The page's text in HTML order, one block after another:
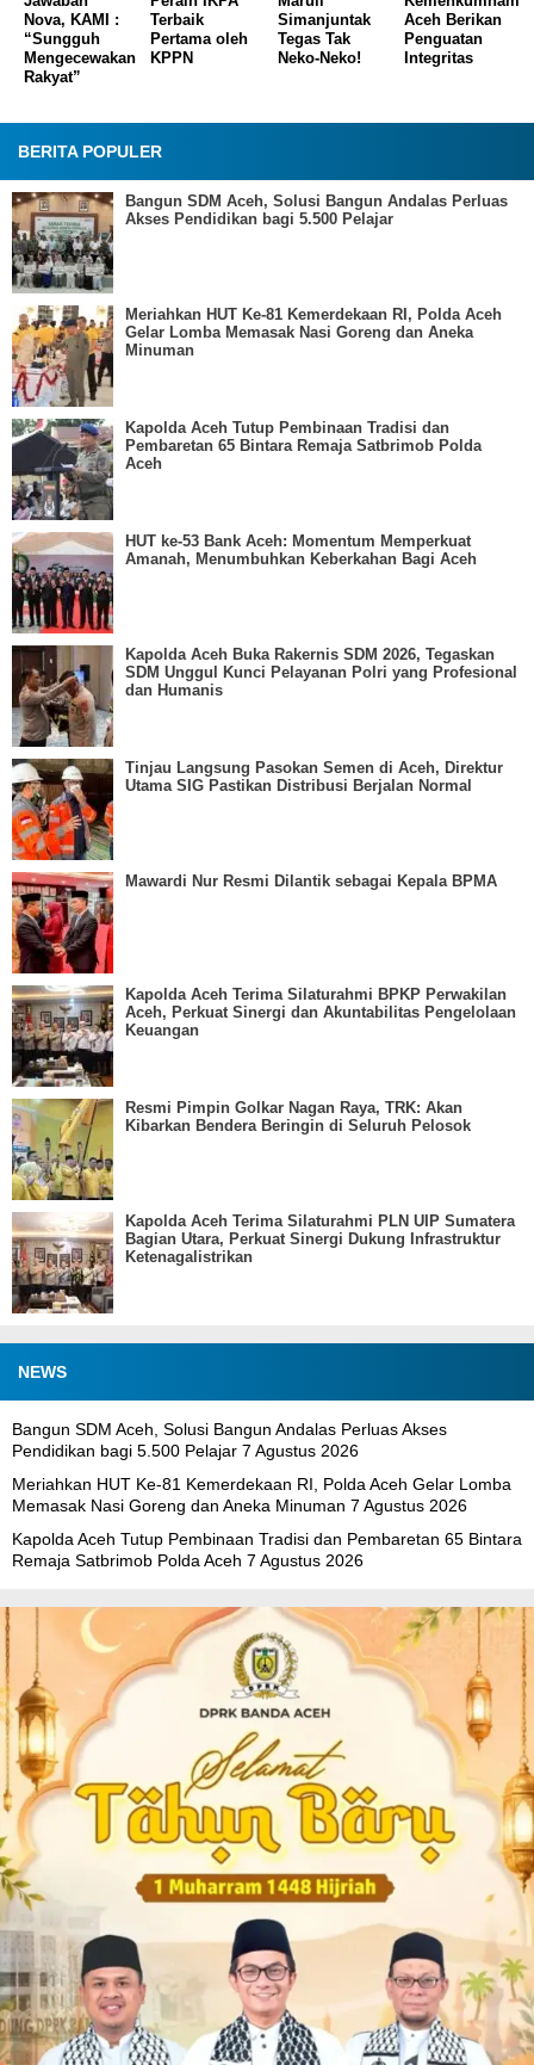
Nova, KAMI :
“Sungguh
Mengecewakan
Rakyat”
Terbaik
Pertama oleh
KPPN
Simanjuntak
Tegas Tak
Neko-Neko!
Aceh Berikan
Penguatan
Integritas
BERITA POPULER
Bangun SDM Aceh, Solusi Bangun Andalas Perluas
Akses Pendidikan bagi 5.500 Pelajar
Meriahkan HUT Ke-81 Kemerdekaan RI, Polda Aceh
Gelar Lomba Memasak Nasi Goreng dan Aneka
Minuman
Kapolda Aceh Tutup Pembinaan Tradisi dan
Pembaretan 65 Bintara Remaja Satbrimob Polda
Aceh
HUT ke-53 Bank Aceh: Momentum Memperkuat
Amanah, Menumbuhkan Keberkahan Bagi Aceh
Kapolda Aceh Buka Rakernis SDM 2026, Tegaskan
SDM Unggul Kunci Pelayanan Polri yang Profesional
dan Humanis
Tinjau Langsung Pasokan Semen di Aceh, Direktur
Utama SIG Pastikan Distribusi Berjalan Normal
Mawardi Nur Resmi Dilantik sebagai Kepala BPMA
Kapolda Aceh Terima Silaturahmi BPKP Perwakilan
Aceh, Perkuat Sinergi dan Akuntabilitas Pengelolaan
Keuangan
Resmi Pimpin Golkar Nagan Raya, TRK: Akan
Kibarkan Bendera Beringin di Seluruh Pelosok
Kapolda Aceh Terima Silaturahmi PLN UIP Sumatera
Bagian Utara, Perkuat Sinergi Dukung Infrastruktur
Ketenagalistrikan
NEWS
Bangun SDM Aceh, Solusi Bangun Andalas Perluas Akses
Pendidikan bagi 5.500 Pelajar 7 Agustus 2026
Meriahkan HUT Ke-81 Kemerdekaan RI, Polda Aceh Gelar Lomba
Memasak Nasi Goreng dan Aneka Minuman 7 Agustus 2026
Kapolda Aceh Tutup Pembinaan Tradisi dan Pembaretan 65 Bintara
Remaja Satbrimob Polda Aceh 7 Agustus 2026